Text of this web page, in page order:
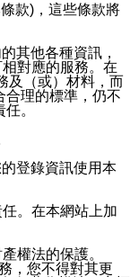
款)，這些條款將
其他各種資訊，
對應的服務。在
及（或）材料，而
合理的標準，仍不
。
登錄資訊使用本
。在本網站上加
權法的保護。
，您不得對其更